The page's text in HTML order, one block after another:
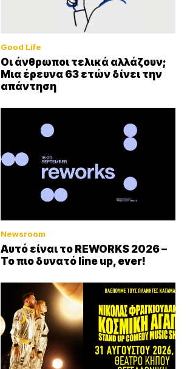
Good Life
Οι άνθρωποι τελικά αλλάζουν;
Μια έρευνα 63 ετών δίνει την
απάντηση
Newsroom
Αυτό είναι το REWORKS 2026 –
Το πιο δυνατό line up, ever!